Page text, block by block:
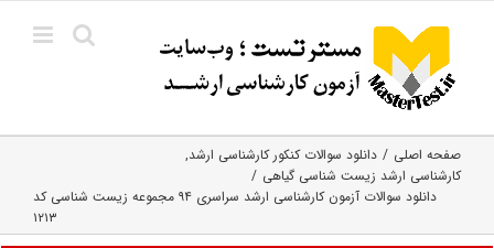
content
صفحه اصلی
دانلود سوالات کنکور کارشناسی ارشد
کارشناسی ارشد زیست‌ شناسی گیاهی
دانلود سوالات آزمون کارشناسی ارشد سراسری ۹۴ مجموعه زیست شناسی کد
۱۲۱۳